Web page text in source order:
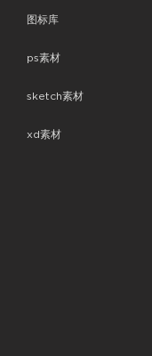
图标库
ps素材
sketch素材
xd素材